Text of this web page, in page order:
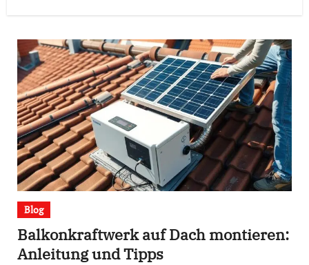
Blog
Balkonkraftwerk auf Dach montieren:
Anleitung und Tipps